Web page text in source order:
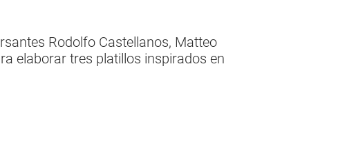
Rodolfo Castellanos, Matteo
elaborar tres platillos inspirados en